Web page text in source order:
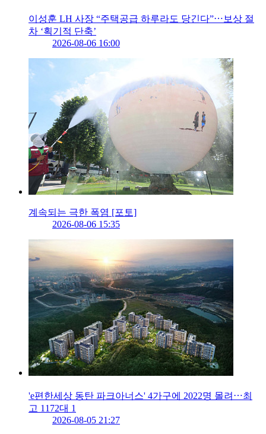
이성훈 LH 사장 “주택공급 하루라도 당긴다”⋯보상 절
차 ‘획기적 단축’
2026-08-06 16:00
계속되는 극한 폭염 [포토]
2026-08-06 15:35
'e편한세상 동탄 파크아너스' 4가구에 2022명 몰려⋯최
고 1172대 1
2026-08-05 21:27